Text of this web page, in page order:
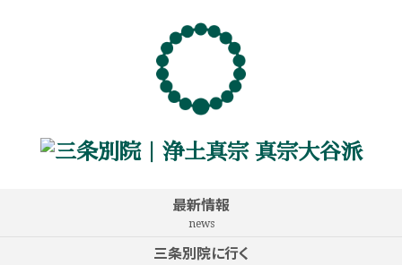
最新情報
news
三条別院に行く